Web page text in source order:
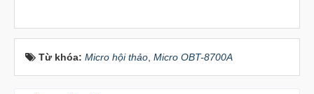
Từ khóa: Micro hội thảo Micro OBT-8700A